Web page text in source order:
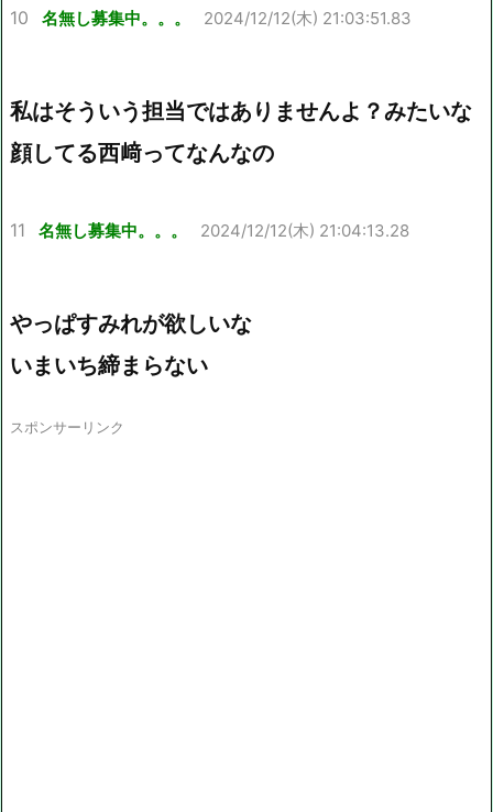
10 名無し募集中。。。 2024/12/12(木) 21:03:51.83
私はそういう担当ではありませんよ？みたいな
顔してる西﨑ってなんなの
11 名無し募集中。。。 2024/12/12(木) 21:04:13.28
やっぱすみれが欲しいな
いまいち締まらない
スポンサーリンク